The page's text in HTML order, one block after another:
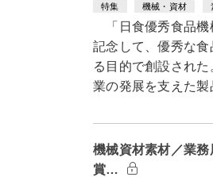
特集 機械・資材
「日食優秀食品機
記念して、優秀な
る目的で創設され
業の発展を支えた
機械資材素材／業
賞…